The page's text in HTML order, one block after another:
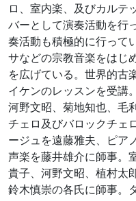
ロ、室内楽、及びカルテ
バーとして演奏活動を行
奏活動も積極的に行って
サなどの宗教音楽をはじ
を広げている。世界的古
イケンのレッスンを受講
河野文昭、菊地知也、毛
チェロ及びバロックチェ
ージュを遠藤雅夫、ピア
声楽を藤井雄介に師事。
貴子、河野文昭、植村太
鈴木慎崇の各氏に師事。